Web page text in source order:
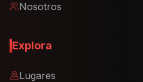
Nosotros
Explora
Lugares